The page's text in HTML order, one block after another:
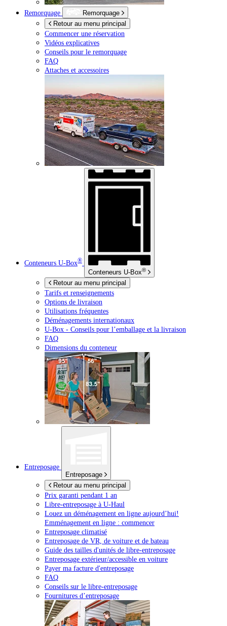
Remorquage
Remorquage
Retour au menu principal
Commencer une réservation
Vidéos explicatives
Conseils pour le remorquage
FAQ
Attaches et accessoires
Conteneurs U-Box®
Conteneurs U-Box®
Retour au menu principal
Tarifs et renseignements
Options de livraison
Utilisations fréquentes
Déménagements internationaux
U-Box - Conseils pour l’emballage et la livraison
FAQ
Dimensions du conteneur
Entreposage
Entreposage
Retour au menu principal
Prix garanti pendant 1 an
Libre-entreposage à U-Haul
Louez un déménagement en ligne aujourd’hui!
Emménagement en ligne : commencer
Entreposage climatisé
Entreposage de VR, de voiture et de bateau
Guide des tailles d'unités de libre-entreposage
Entreposage extérieur/accessible en voiture
Payer ma facture d'entreposage
FAQ
Conseils sur le libre-entreposage
Fournitures d’entreposage